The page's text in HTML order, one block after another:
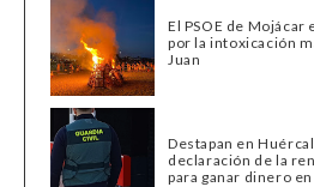
El PSOE de Mojácar
por la intoxicación
Juan
Destapan en
declaración de la
para ganar dinero